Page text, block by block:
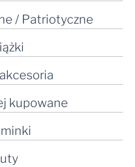
/ Patriotyczne
kupowane